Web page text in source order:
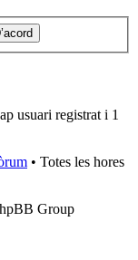
usuari registrat i 1
• Totes les hores
Group